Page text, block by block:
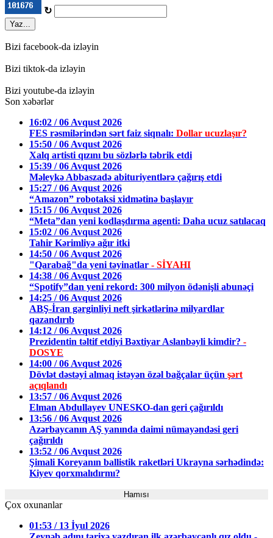
↻
Yaz...
Bizi facebook-da izləyin
Bizi tiktok-da izləyin
Bizi youtube-da izləyin
Son xəbərlər
16:02 / 06 Avqust 2026
FES rəsmilərindən sərt faiz siqnalı: Dollar ucuzlaşır?
15:50 / 06 Avqust 2026
Xalq artisti qızını bu sözlərlə təbrik etdi
15:39 / 06 Avqust 2026
Məleykə Abbaszadə abituriyentlərə çağırış etdi
15:27 / 06 Avqust 2026
“Amazon” robotaksi xidmətinə başlayır
15:15 / 06 Avqust 2026
“Meta”dan yeni kodlaşdırma agenti: Daha ucuz satılacaq
15:02 / 06 Avqust 2026
Tahir Kərimliyə ağır itki
14:50 / 06 Avqust 2026
"Qarabağ"da yeni təyinatlar - SİYAHI
14:38 / 06 Avqust 2026
“Spotify”dan yeni rekord: 300 milyon ödənişli abunəçi
14:25 / 06 Avqust 2026
ABŞ-İran gərginliyi neft şirkətlərinə milyardlar
qazandırıb
14:12 / 06 Avqust 2026
Prezidentin təltif etdiyi Bəxtiyar Aslanbəyli kimdir? -
DOSYE
14:00 / 06 Avqust 2026
Dövlət dəstəyi almaq istəyən özəl bağçalar üçün şərt
açıqlandı
13:57 / 06 Avqust 2026
Elman Abdullayev UNESKO-dan geri çağırıldı
13:56 / 06 Avqust 2026
Azərbaycanın AŞ yanında daimi nümayəndəsi geri
çağırıldı
13:52 / 06 Avqust 2026
Şimali Koreyanın ballistik raketləri Ukrayna sərhədində:
Kiyev qorxmalıdırmı?
Hamısı
Çox oxunanlar
01:53 / 13 İyul 2026